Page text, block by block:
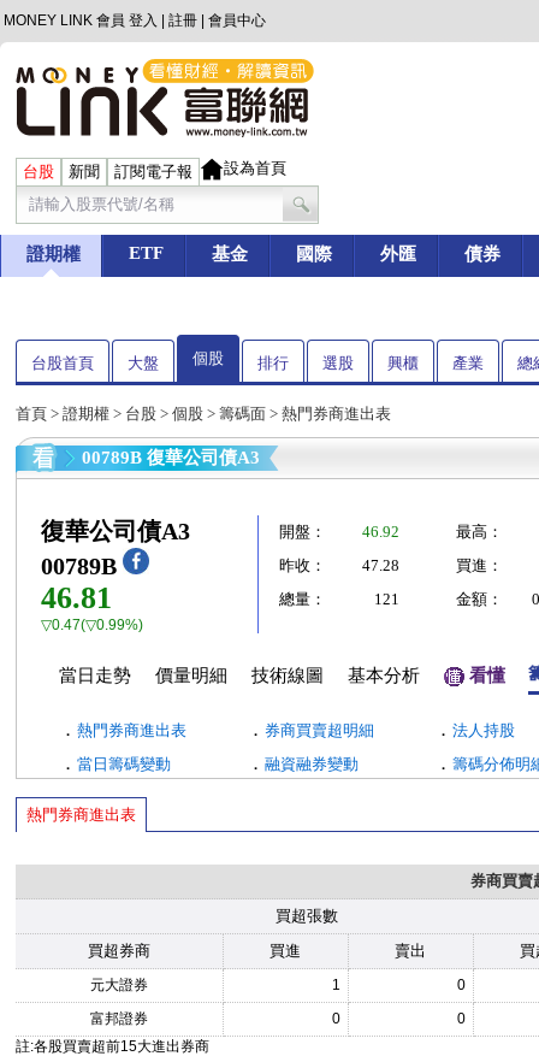
MONEY LINK 會員 登入 註冊 會員中心
台股 新聞 訂閱電子報 設為首頁
證期權 ETF 基金 國際 外匯 債券
台股首頁 大盤 個股 排行 選股 興櫃 產業 總
首頁 > 證期權 > 台股 > 個股 > 籌碼面 > 熱門券商進出表
00789B 復華公司債A3
復華公司債A3
00789B
46.81
▽0.47(▽0.99%)
開盤： 46.92
最高：
昨收：
47.28
買進：
總量：
121 金額：
當日走勢 價量明細 技術線圖 基本分析 看懂
． 熱門券商進出表 ． 券商買賣超明細 ． 法人持股
． 當日籌碼變動 ． 融資融券變動 ． 籌碼分佈明
熱門券商進出表
券商買賣
買超張數
買超券商
買進 賣出
元大證券 1
0
富邦證券
0
0
註:各股買賣超前15大進出券商